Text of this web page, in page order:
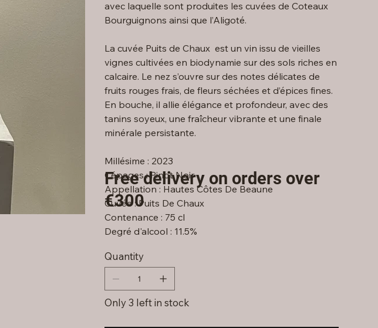
avec laquelle sont produites les cuvées de Coteaux
Bourguignons ainsi que l’Aligoté.
La cuvée Puits de Chaux est un vin issu de vieilles
vignes cultivées en biodynamie sur des sols riches en
calcaire. Le nez s’ouvre sur des notes délicates de
fruits rouges frais, de fleurs séchées et d’épices fines.
En bouche, il allie élégance et profondeur, avec des
tanins soyeux, une fraîcheur vibrante et une finale
minérale persistante.
Millésime : 2023
Cépages : Pinot Noir
Appellation : Hautes Côtes De Beaune
Cuvée : Puits De Chaux
Contenance : 75 cl
Degré d'alcool : 11.5%
Quantity
Only 3 left in stock
Free delivery on orders over
€300